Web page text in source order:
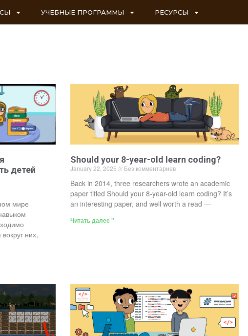
УЧЕБНЫЕ ПРОГРАММЫ РЕСУРСЫ
детей
мире
них,
Should your 8-year-old learn coding?
January 22, 2025 Без комментариев
Back in 2014, three researchers wrote an academic
paper titled Should your 8-year-old learn coding? It’s
an interesting paper, and well worth a read —
Читать далее "